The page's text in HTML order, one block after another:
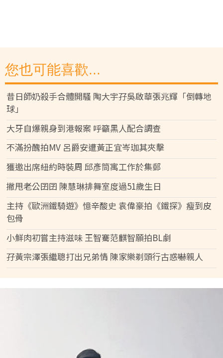
您也可能喜歡...
昔日師奶殺手合體開騷 陶大宇孖吳啟華張兆輝「倒轉地
球」
大牙自爆親身到港報案 呼籲黑人配合調查
不滿扮醜拍MV 呂爵安遭黃正宜岑珈其夾擊
獲邀出席紐約時裝周 邱彥筒寓工作於集郵
撇甩老公囝囝 陳慧琳排舞室度過51歲生日
主持《歐洲鐵騎遊》憶辛酸史 袁偉豪拍《鐵探》瘦到皮
包骨
小鮮肉初嘗主持滋味 王智騫范麒智願拍BL劇
孖黃宗澤張繼聰打出兄弟情 陳家樂剃頭行古惑嚇親人